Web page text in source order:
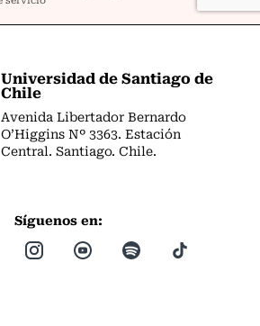
Universidad de Santiago de
Chile
Avenida Libertador Bernardo
O’Higgins Nº 3363. Estación
Central. Santiago. Chile.
Síguenos en: